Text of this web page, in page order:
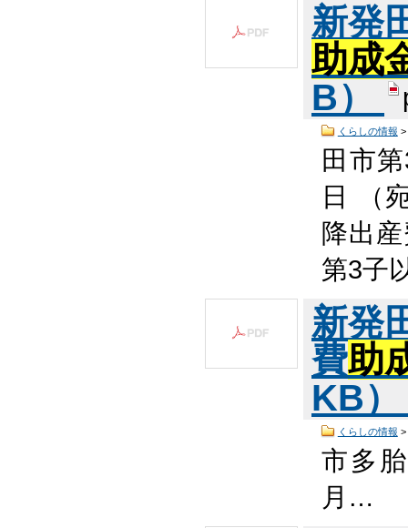
新発
助成
B）
くらしの情報 >
田市
日 （
降出
第3子
新発
費助
KB
くらしの情報 >
市多
月…